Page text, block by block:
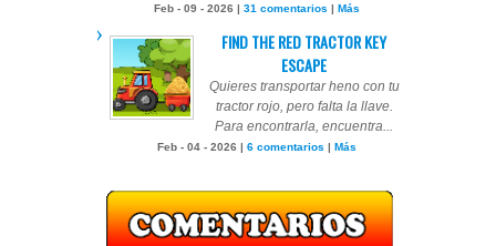
Feb - 09 - 2026 | 31 comentarios | Más
FIND THE RED TRACTOR KEY
ESCAPE
Quieres transportar heno con tu
tractor rojo, pero falta la llave.
Para encontrarla, encuentra...
Feb - 04 - 2026 | 6 comentarios | Más